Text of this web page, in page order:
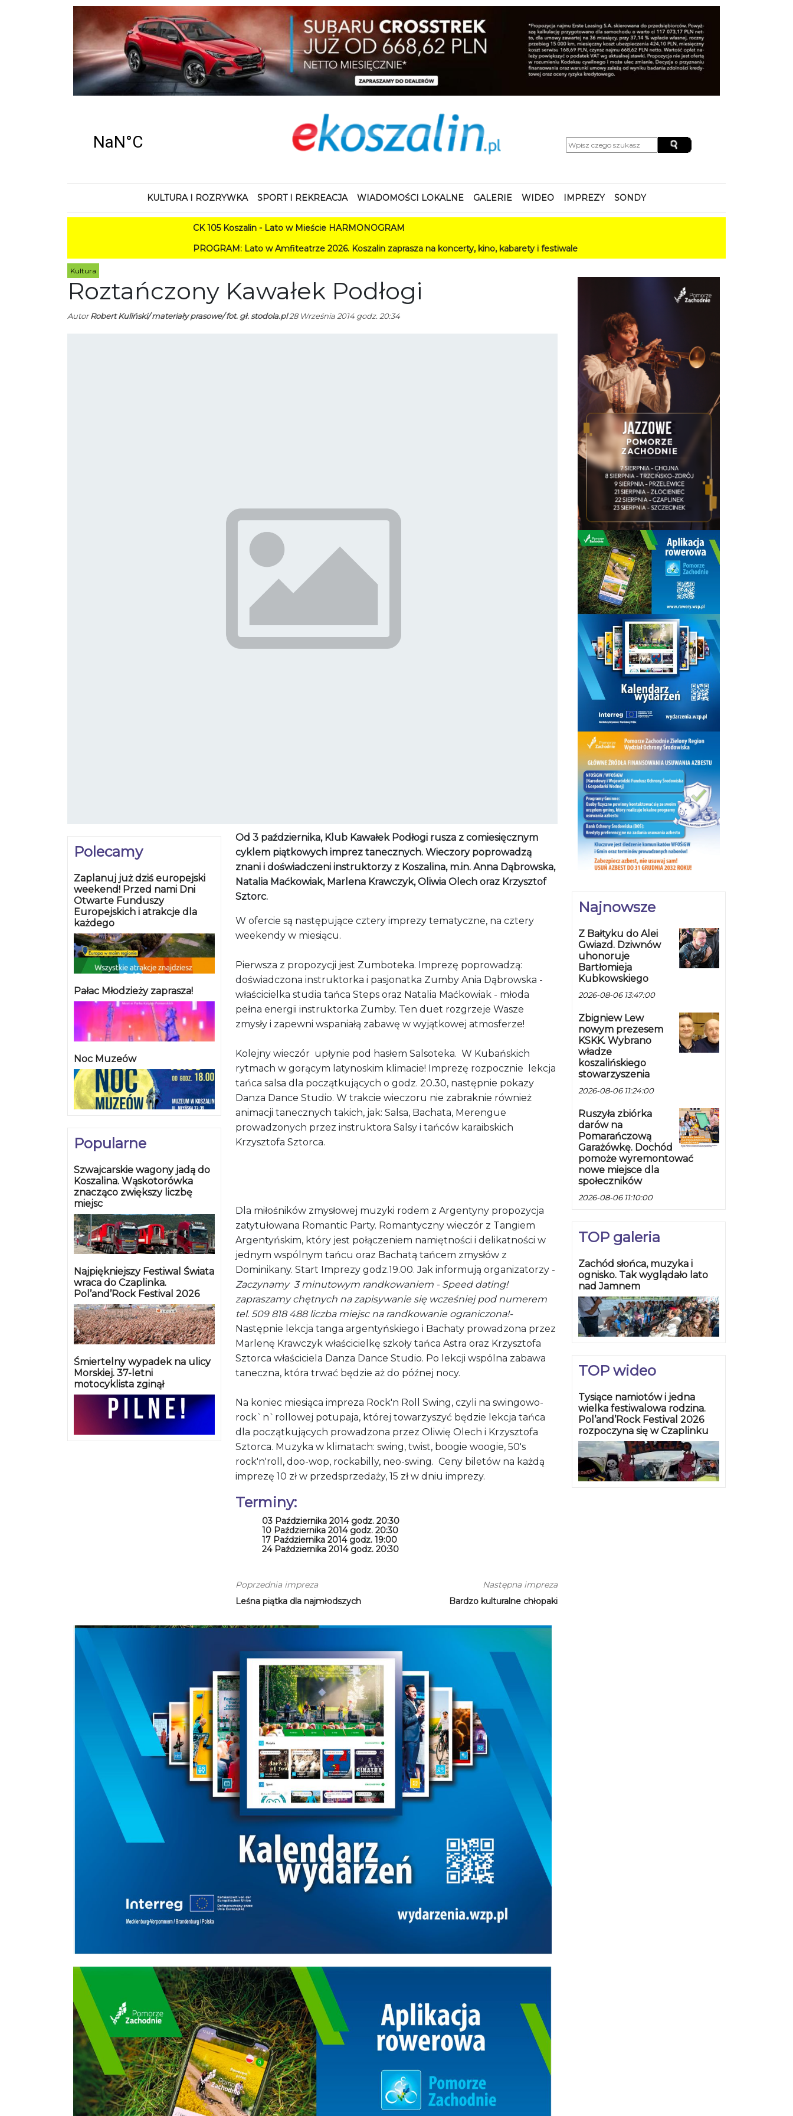
KULTURA I ROZRYWKA SPORT I REKREACJA WIADOMOŚCI LOKALNE GALERIE WIDEO IMPREZY SONDY
CK 105 Koszalin - Lato w Mieście HARMONOGRAM
PROGRAM: Lato w Amfiteatrze 2026. Koszalin zaprasza na koncerty, kino, kabarety i festiwale
Kultura
Roztańczony Kawałek Podłogi
AutorRobert Kuliński/ materiały prasowe/ fot. gł. stodola.pl28 Września 2014 godz. 20:34
Polecamy
Zaplanuj już dziś europejski
weekend! Przed nami Dni
Otwarte Funduszy
Europejskich i atrakcje dla
każdego
Pałac Młodzieży zaprasza!
Noc Muzeów
Popularne
Szwajcarskie wagony jadą do
Koszalina. Wąskotorówka
znacząco zwiększy liczbę
miejsc
Najpiękniejszy Festiwal Świata
wraca do Czaplinka.
Pol’and’Rock Festival 2026
Śmiertelny wypadek na ulicy
Morskiej. 37-letni
motocyklista zginął
Od 3 października, Klub Kawałek Podłogi rusza z comiesięcznym
cyklem piątkowych imprez tanecznych. Wieczory poprowadzą
znani i doświadczeni instruktorzy z Koszalina, m.in. Anna Dąbrowska,
Natalia Maćkowiak, Marlena Krawczyk, Oliwia Olech oraz Krzysztof
Sztorc.
W ofercie są następujące cztery imprezy tematyczne, na cztery
weekendy w miesiącu.
Pierwsza z propozycji jest Zumboteka. Imprezę poprowadzą:
doświadczona instruktorka i pasjonatka Zumby Ania Dąbrowska -
właścicielka studia tańca Steps oraz Natalia Maćkowiak - młoda
pełna energii instruktorka Zumby. Ten duet rozgrzeje Wasze
zmysły i zapewni wspaniałą zabawę w wyjątkowej atmosferze!
Kolejny wieczór upłynie pod hasłem Salsoteka. W Kubańskich
rytmach w gorącym latynoskim klimacie! Imprezę rozpocznie lekcja
tańca salsa dla początkujących o godz. 20.30, następnie pokazy
Danza Dance Studio. W trakcie wieczoru nie zabraknie również
animacji tanecznych takich, jak: Salsa, Bachata, Merengue
prowadzonych przez instruktora Salsy i tańców karaibskich
Krzysztofa Sztorca.
Dla miłośników zmysłowej muzyki rodem z Argentyny propozycja
zatytułowana Romantic Party. Romantyczny wieczór z Tangiem
Argentyńskim, który jest połączeniem namiętności i delikatności w
jednym wspólnym tańcu oraz Bachatą tańcem zmysłów z
Dominikany. Start Imprezy godz.19.00. Jak informują organizatorzy -
Zaczynamy 3 minutowym randkowaniem - Speed dating!
zapraszamy chętnych na zapisywanie się wcześniej pod numerem
tel. 509 818 488 liczba miejsc na randkowanie ograniczona!-
Następnie lekcja tanga argentyńskiego i Bachaty prowadzona przez
Marlenę Krawczyk właścicielkę szkoły tańca Astra oraz Krzysztofa
Sztorca właściciela Danza Dance Studio. Po lekcji wspólna zabawa
taneczna, która trwać będzie aż do późnej nocy.
Na koniec miesiąca impreza Rock'n Roll Swing, czyli na swingowo-
rock`n`rollowej potupaja, której towarzyszyć będzie lekcja tańca
dla początkujących prowadzona przez Oliwię Olech i Krzysztofa
Sztorca. Muzyka w klimatach: swing, twist, boogie woogie, 50's
rock'n'roll, doo-wop, rockabilly, neo-swing. Ceny biletów na każdą
imprezę 10 zł w przedsprzedaży, 15 zł w dniu imprezy.
Terminy:
03 Października 2014 godz. 20:30
10 Października 2014 godz. 20:30
17 Października 2014 godz. 19:00
24 Października 2014 godz. 20:30
Poprzednia impreza
Leśna piątka dla najmłodszych
Następna impreza
Bardzo kulturalne chłopaki
Najnowsze
Z Bałtyku do Alei
Gwiazd. Dziwnów
uhonoruje
Bartłomieja
Kubkowskiego
2026-08-06 13:47:00
Zbigniew Lew
nowym prezesem
KSKK. Wybrano
władze
koszalińskiego
stowarzyszenia
2026-08-06 11:24:00
Ruszyła zbiórka
darów na
Pomarańczową
Garażówkę. Dochód
pomoże wyremontować
nowe miejsce dla
społeczników
2026-08-06 11:10:00
TOP galeria
Zachód słońca, muzyka i
ognisko. Tak wyglądało lato
nad Jamnem
TOP wideo
Tysiące namiotów i jedna
wielka festiwalowa rodzina.
Pol’and’Rock Festival 2026
rozpoczyna się w Czaplinku